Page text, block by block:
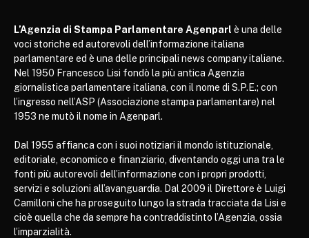
L’Agenzia di Stampa Parlamentare Agenparl è una delle
voci storiche ed autorevoli dell’informazione italiana
parlamentare ed è una delle principali news company italiane.
Nel 1950 Francesco Lisi fondò la più antica Agenzia
giornalistica parlamentare italiana, con il nome di S.P.E.; con
l’ingresso nell’ASP (Associazione stampa parlamentare) nel
1953 ne mutò il nome in Agenparl.
Dal 1955 affianca con i suoi notiziari il mondo istituzionale,
editoriale, economico e finanziario, diventando oggi una tra le
fonti più autorevoli dell’informazione con i propri prodotti,
servizi e soluzioni all’avanguardia. Dal 2009 il Direttore è Luigi
Camilloni che ha proseguito lungo la strada tracciata da Lisi e
cioè quella che da sempre ha contraddistinto l’Agenzia, ossia
l’imparzialità.